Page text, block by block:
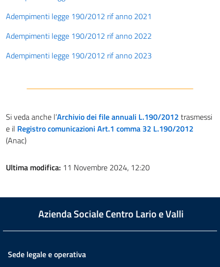
Adempimenti legge 190/2012 rif anno 2021
Adempimenti legge 190/2012 rif anno 2022
Adempimenti legge 190/2012 rif anno 2023
Si veda anche l’Archivio dei file annuali L.190/2012 trasmessi
e il Registro comunicazioni Art.1 comma 32 L.190/2012
(Anac)
Ultima modifica: 11 Novembre 2024, 12:20
Azienda Sociale Centro Lario e Valli
Sede legale e operativa